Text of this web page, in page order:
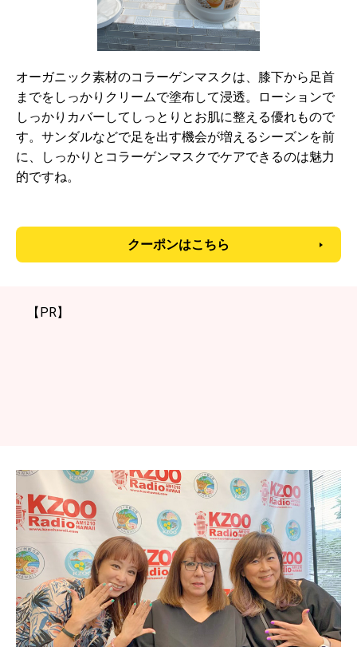
オーガニック素材のコラーゲンマスクは、膝下から足首
までをしっかりクリームで塗布して浸透。ローションで
しっかりカバーしてしっとりとお肌に整える優れもので
す。サンダルなどで足を出す機会が増えるシーズンを前
に、しっかりとコラーゲンマスクでケアできるのは魅力
的ですね。
クーポンはこちら
【PR】